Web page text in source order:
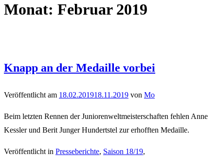
Monat: Februar 2019
Knapp an der Medaille vorbei
Veröffentlicht am 18.02.201918.11.2019 von Mo
Beim letzten Rennen der Juniorenweltmeisterschaften fehlen Anne
Kessler und Berit Junger Hundertstel zur erhofften Medaille.
Veröffentlicht in Presseberichte, Saison 18/19,